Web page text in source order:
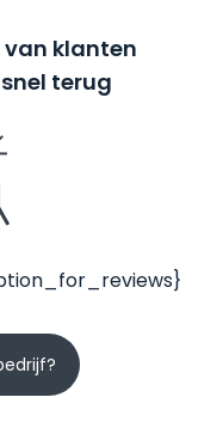
van klanten
terug